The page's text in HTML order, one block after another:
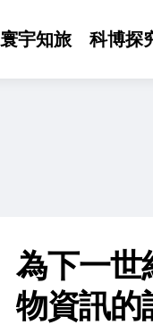
寰宇知旅 科博探
為下一世
物資訊的